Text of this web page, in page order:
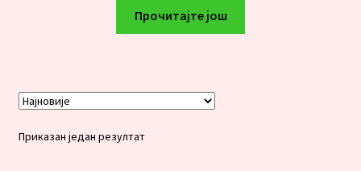
Прочитајте још
Приказан један резултат